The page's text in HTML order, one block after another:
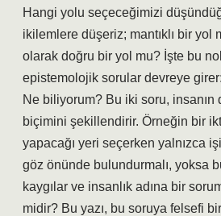
Hangi yolu seçeceğimizi
ikilemlere düşeriz; mantıklı bir yol
olarak doğru bir yol mu? İşte bu
epistemolojik sorular devreye
Ne biliyorum? Bu iki soru, insanın
biçimini şekillendirir. Örneğin bir
yapacağı yeri seçerken yalnızca
göz önünde bulundurmalı, yoksa
kaygılar ve insanlık adına bir
midir? Bu yazı, bu soruya felsefi bir